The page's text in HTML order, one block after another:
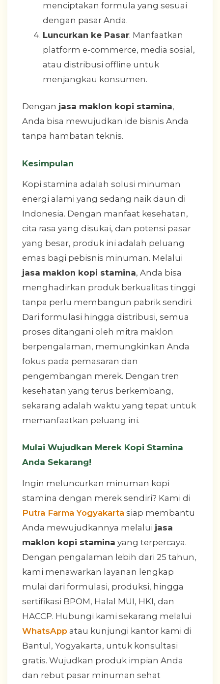
menciptakan formula yang sesuai
dengan pasar Anda.
Luncurkan ke Pasar: Manfaatkan
platform e-commerce, media sosial,
atau distribusi offline untuk
menjangkau konsumen.
Dengan jasa maklon kopi stamina,
Anda bisa mewujudkan ide bisnis Anda
tanpa hambatan teknis.
Kesimpulan
Kopi stamina adalah solusi minuman
energi alami yang sedang naik daun di
Indonesia. Dengan manfaat kesehatan,
cita rasa yang disukai, dan potensi pasar
yang besar, produk ini adalah peluang
emas bagi pebisnis minuman. Melalui
jasa maklon kopi stamina, Anda bisa
menghadirkan produk berkualitas tinggi
tanpa perlu membangun pabrik sendiri.
Dari formulasi hingga distribusi, semua
proses ditangani oleh mitra maklon
berpengalaman, memungkinkan Anda
fokus pada pemasaran dan
pengembangan merek. Dengan tren
kesehatan yang terus berkembang,
sekarang adalah waktu yang tepat untuk
memanfaatkan peluang ini.
Mulai Wujudkan Merek Kopi Stamina
Anda Sekarang!
Ingin meluncurkan minuman kopi
stamina dengan merek sendiri? Kami di
Putra Farma Yogyakarta siap membantu
Anda mewujudkannya melalui jasa
maklon kopi stamina yang terpercaya.
Dengan pengalaman lebih dari 25 tahun,
kami menawarkan layanan lengkap
mulai dari formulasi, produksi, hingga
sertifikasi BPOM, Halal MUI, HKI, dan
HACCP. Hubungi kami sekarang melalui
WhatsApp atau kunjungi kantor kami di
Bantul, Yogyakarta, untuk konsultasi
gratis. Wujudkan produk impian Anda
dan rebut pasar minuman sehat